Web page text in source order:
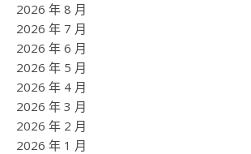
2026 年 8 月
2026 年 7 月
2026 年 6 月
2026 年 5 月
2026 年 4 月
2026 年 3 月
2026 年 2 月
2026 年 1 月